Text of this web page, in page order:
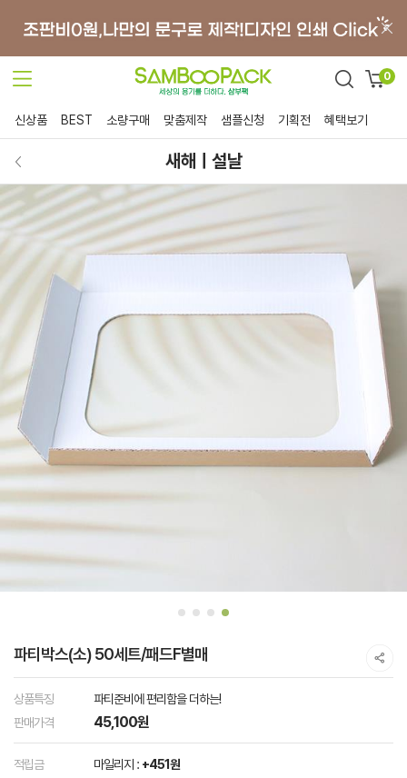
0
신상품 BEST 소량구매 맞춤제작 샘플신청 기획전 혜택보기
새해ㅣ설날
파티박스(소) 50세트/패드F별매
상품특징
파티준비에 편리함을 더하는!
판매가격
45,100원
적립금 마일리지 : +451원